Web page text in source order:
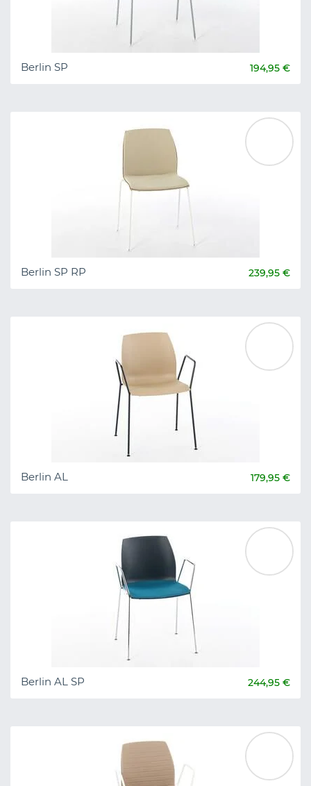
Berlin SP 194,95 €
Berlin SP RP 239,95 €
Berlin AL 179,95 €
Berlin AL SP 244,95 €